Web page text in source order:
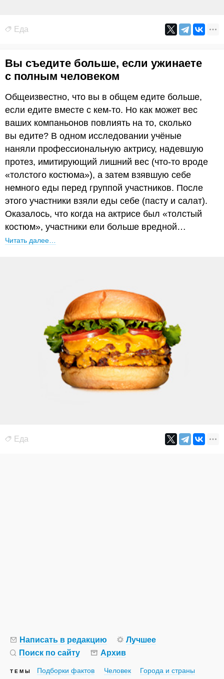
Еда
Вы съедите больше, если ужинаете
с полным человеком
Общеизвестно, что вы в общем едите больше,
если едите вместе с кем-то. Но как может вес
ваших компаньонов повлиять на то, сколько
вы едите? В одном исследовании учёные
наняли профессиональную актрису, надевшую
протез, имитирующий лишний вес (что-то вроде
«толстого костюма»), а затем взявшую себе
немного еды перед группой участников. После
этого участники взяли еды себе (пасту и салат).
Оказалось, что когда на актрисе был «толстый
костюм», участники ели больше вредной…
Читать далее…
Еда
Написать в редакцию
Лучшее
Поиск по сайту
Архив
ТЕМЫ Подборки фактов Человек Города и страны